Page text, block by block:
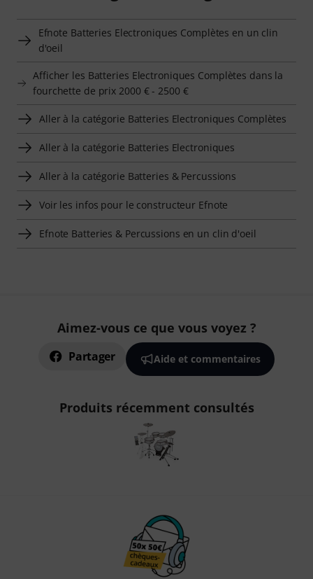
Efnote Batteries Electroniques Complètes en un clin
d'oeil
Afficher les Batteries Electroniques Complètes dans la
fourchette de prix 2000 € - 2500 €
Aller à la catégorie Batteries Electroniques Complètes
Aller à la catégorie Batteries Electroniques
Aller à la catégorie Batteries & Percussions
Voir les infos pour le constructeur Efnote
Efnote Batteries & Percussions en un clin d'oeil
Aimez-vous ce que vous voyez ?
Partager Aide et commentaires
Produits récemment consultés